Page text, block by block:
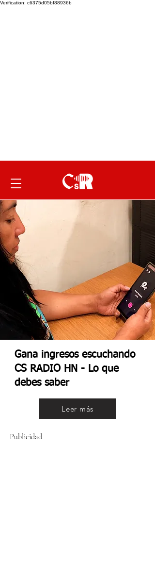
Verification: c6375d05bf88936b
Gana ingresos escuchando
CS RADIO HN - Lo que
debes saber
Leer más
Publicidad